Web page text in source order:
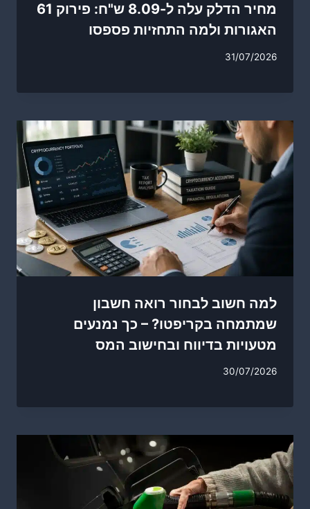
מחיר הדלק עלה ל-8.09 ש"ח: פירוק 61
האגורות ולמה התחזיות פספסו
31/07/2026
למה חשוב לבחור רואה חשבון
שמתמחה בקריפטו? – כך נמנעים
מטעויות בדיווח ובחישוב המס
30/07/2026